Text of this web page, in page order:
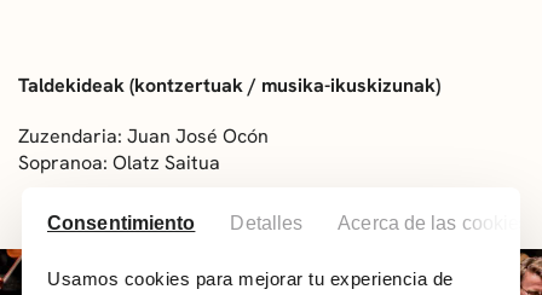
Consentimiento Detalles Acerca de las cookies
Usamos cookies para mejorar tu experiencia de
Taldekideak (kontzertuak / musika-ikuskizunak)
Zuzendaria: Juan José Ocón
Sopranoa: Olatz Saitua